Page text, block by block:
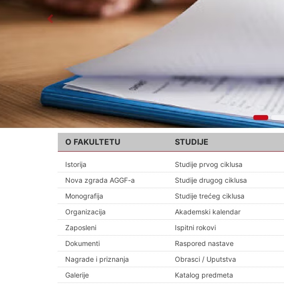
&lsaquo;
O FAKULTETU
Istorija
Nova zgrada AGGF-a
Monografija
Organizacija
Zaposleni
Dokumenti
Nagrade i priznanja
Galerije
STUDIJE
Studije prvog ciklusa
Studije drugog ciklusa
Studije trećeg ciklusa
Akademski kalendar
Ispitni rokovi
Raspored nastave
Obrasci / Uputstva
Katalog predmeta